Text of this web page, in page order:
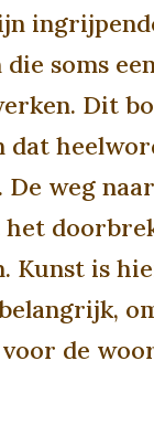
soms
Dit
dat
De weg
Kunst is
de